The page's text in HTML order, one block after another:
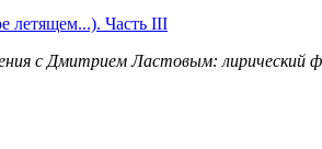
летящем...). Часть III
с Дмитрием Ластовым: лирический